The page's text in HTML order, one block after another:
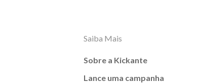
Saiba Mais
Sobre a Kickante
Lance uma campanha